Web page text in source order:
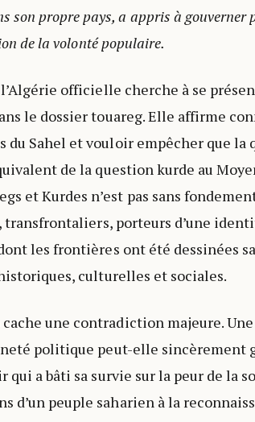
son propre pays, a appris à
de la volonté populaire.
officielle cherche à se
le dossier touareg. Elle affirme
Sahel et vouloir empêcher que la
de la question kurde au
et Kurdes n’est pas sans
transfrontaliers, porteurs d’une
les frontières ont été dessinées
culturelles et sociales.
une contradiction majeure.
politique peut-elle sincèrement
qui a bâti sa survie sur la peur de la
d’un peuple saharien à la